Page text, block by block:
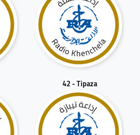
42 - Tipaza